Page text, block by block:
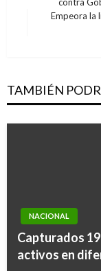
entradas
Empeora la
TAMBIÉN
NACIONAL
Capturados
activos en
Resultado de